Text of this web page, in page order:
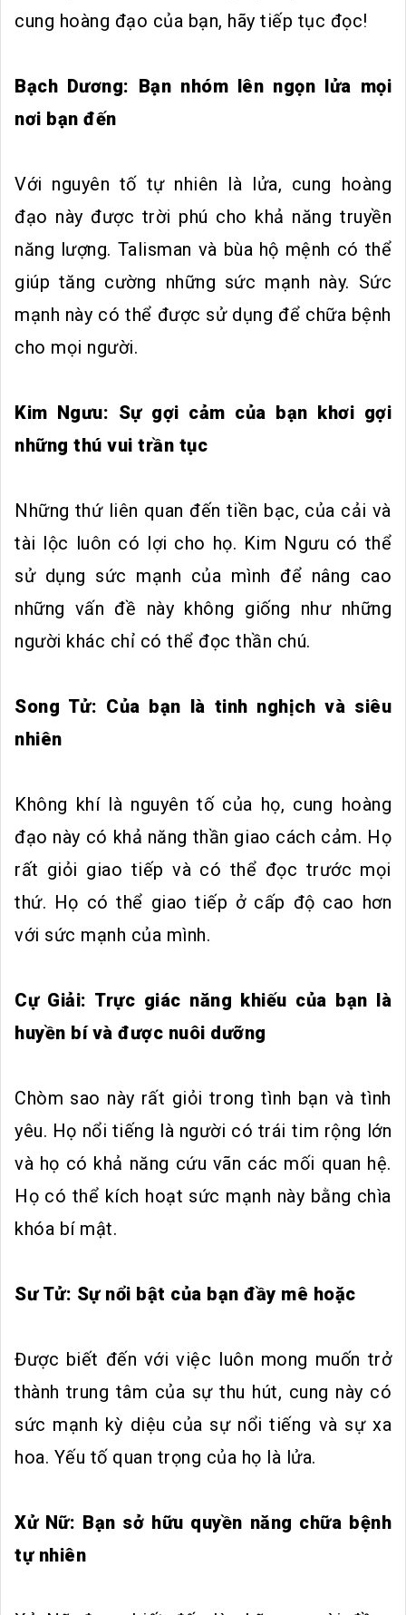
cung hoàng đạo của bạn, hãy tiếp tục đọc!
Bạch Dương: Bạn nhóm lên ngọn lửa mọi
nơi bạn đến
Với nguyên tố tự nhiên là lửa, cung hoàng
đạo này được trời phú cho khả năng truyền
năng lượng. Talisman và bùa hộ mệnh có thể
giúp tăng cường những sức mạnh này. Sức
mạnh này có thể được sử dụng để chữa bệnh
cho mọi người.
Kim Ngưu: Sự gợi cảm của bạn khơi gợi
những thú vui trần tục
Những thứ liên quan đến tiền bạc, của cải và
tài lộc luôn có lợi cho họ. Kim Ngưu có thể
sử dụng sức mạnh của mình để nâng cao
những vấn đề này không giống như những
người khác chỉ có thể đọc thần chú.
Song Tử: Của bạn là tinh nghịch và siêu
nhiên
Không khí là nguyên tố của họ, cung hoàng
đạo này có khả năng thần giao cách cảm. Họ
rất giỏi giao tiếp và có thể đọc trước mọi
thứ. Họ có thể giao tiếp ở cấp độ cao hơn
với sức mạnh của mình.
Cự Giải: Trực giác năng khiếu của bạn là
huyền bí và được nuôi dưỡng
Chòm sao này rất giỏi trong tình bạn và tình
yêu. Họ nổi tiếng là người có trái tim rộng lớn
và họ có khả năng cứu vãn các mối quan hệ.
Họ có thể kích hoạt sức mạnh này bằng chìa
khóa bí mật.
Sư Tử: Sự nổi bật của bạn đầy mê hoặc
Được biết đến với việc luôn mong muốn trở
thành trung tâm của sự thu hút, cung này có
sức mạnh kỳ diệu của sự nổi tiếng và sự xa
hoa. Yếu tố quan trọng của họ là lửa.
Xử Nữ: Bạn sở hữu quyền năng chữa bệnh
tự nhiên